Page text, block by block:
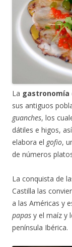
La gastronomía
sus antiguos
guanches, los
dátiles e higos,
elabora el gofio,
de números
La conquista de
Castilla las
a las Américas y
papas y el maíz y
península Ibérica.